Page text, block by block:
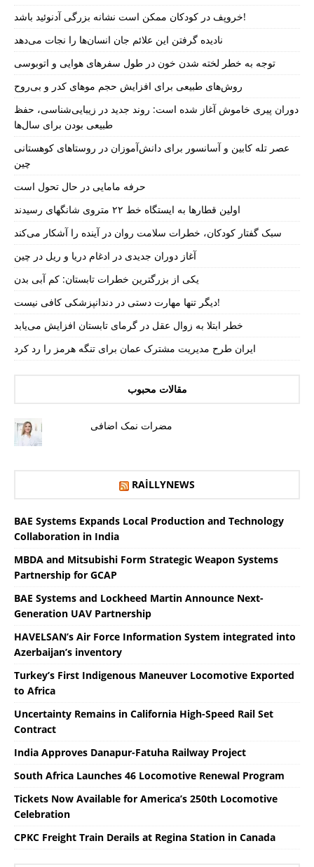
خروپف در کودکان ممکن است نشانه بزرگی آدنوئید باشد!
نادیده گرفتن این علائم جان انسان‌ها را نجات می‌دهد
توجه به خطر لخته شدن خون در طول سفرهای هوایی و اتوبوسی
روش‌های طبیعی برای افزایش حجم موهای کدر و بی‌روح
دوران پیری خاموش آغاز شده است: روند جدید در زیبایی‌شناسی، حفظ
طبیعی بودن برای سال‌ها
عصر تله کابین و آسانسور برای دانش‌آموزان در روستاهای کوهستانی
چین
حرفه مامایی در حال تحول است
اولین قطارها به ایستگاه خط ۲۲ متروی شانگهای رسیدند
سبک گفتار کودکان، خطرات سلامت روان در آینده را آشکار می‌کند
آغاز دوران جدیدی در ادغام دریا و ریل در چین
یکی از بزرگترین خطرات تابستان: کم آبی بدن
دیگر تنها مهارت دستی در دندانپزشکی کافی نیست!
خطر ابتلا به زوال عقل در گرمای تابستان افزایش می‌یابد
ایران طرح مدیریت مشترک عمان برای تنگه هرمز را رد کرد
مقالات محبوب
مضرات نمک اضافی
RAILLYNEWS
BAE Systems Expands Local Production and Technology
Collaboration in India
MBDA and Mitsubishi Form Strategic Weapon Systems
Partnership for GCAP
BAE Systems and Lockheed Martin Announce Next-
Generation UAV Partnership
HAVELSAN’s Air Force Information System integrated into
Azerbaijan’s inventory
Turkey’s First Indigenous Maneuver Locomotive Exported
to Africa
Uncertainty Remains in California High-Speed ​​Rail Set
Contract
India Approves Danapur-Fatuha Railway Project
South Africa Launches 46 Locomotive Renewal Program
Tickets Now Available for America’s 250th Locomotive
Celebration
CPKC Freight Train Derails at Regina Station in Canada